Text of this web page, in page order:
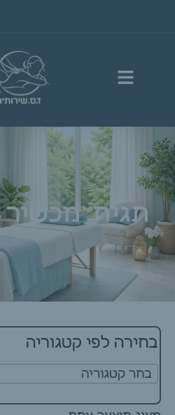
תגית: מכשיר
בחירה לפי קטגוריה
בחר קטגוריה